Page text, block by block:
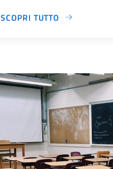
SCOPRI TUTTO